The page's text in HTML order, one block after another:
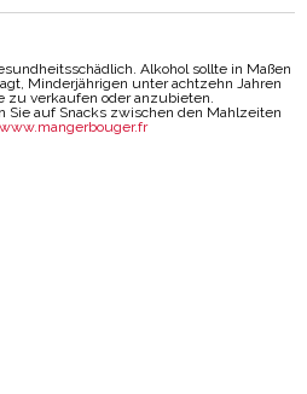
Alkohol sollte in Maßen
Minderjährigen unter achtzehn Jahren
zu verkaufen oder anzubieten.
Sie auf Snacks zwischen den Mahlzeiten
www.mangerbouger.fr